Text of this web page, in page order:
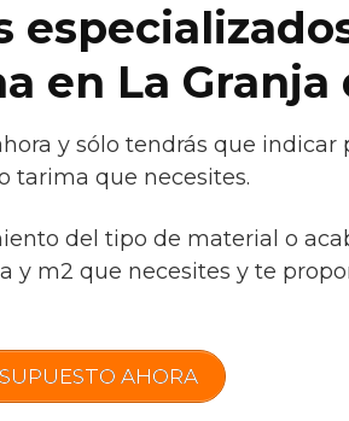
La Granja
y sólo tendrás que indicar
tarima que necesites.
del tipo de material o
y m2 que necesites y te
AHORA